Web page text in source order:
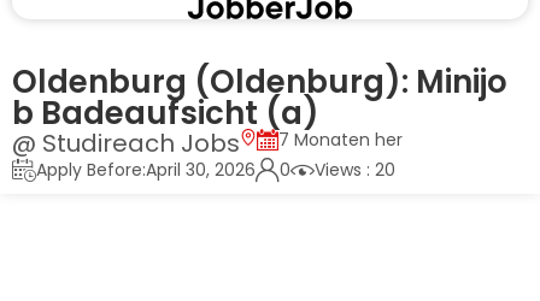
Oldenburg (Oldenburg): Minijo
b Badeaufsicht (a)
@ Studireach Jobs
7 Monaten her
Apply Before:April 30, 2026
0 Views : 20